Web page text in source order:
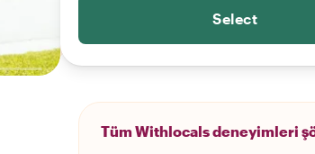
Select
Tüm Withlocals deneyimleri